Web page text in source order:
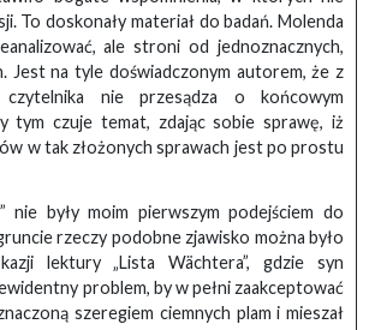
To doskonały materiał do badań. Molenda
ale stroni od jednoznacznych,
Jest na tyle doświadczonym autorem, że z
czytelnika nie przesądza o końcowym
tym czuje temat, zdając sobie sprawę, iż
w tak złożonych sprawach jest po prostu
nie były moim pierwszym podejściem do
rzeczy podobne zjawisko można było
lektury „Lista Wächtera”, gdzie syn
ewidentny problem, by w pełni zaakceptować
szeregiem ciemnych plam i mieszał